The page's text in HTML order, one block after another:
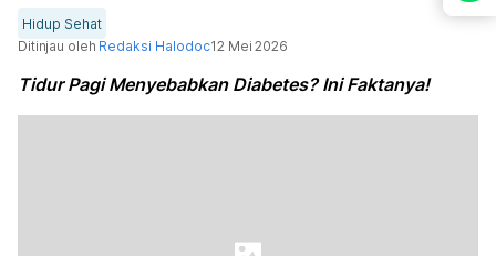
Hidup Sehat
Ditinjau oleh Redaksi Halodoc12 Mei 2026
Tidur Pagi Menyebabkan Diabetes? Ini Faktanya!